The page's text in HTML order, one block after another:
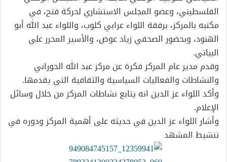
الفلسطيني، وعضو المجلس الاستشاري لحركة فتح، في
مكتبه بالمركز، برفقة اللواء عرابي كلوب، واللواء عبد الله أبو
الهنود، وبحضور الصحفي زياد عوض، والأسير المحرر علي
البياتي.
وقدم مدير عام المركز فكرة عن مركز عبد الله الحوراني
والنشاطات والفعاليات السياسية والثقافية التي يقدمها.
وأكد اللواء عز الدين انه يتابع نشاطات المركز من خلال وسائل
الإعلام.
وأشار اللواء عز الدين في حديثه على أهمية المركز ودوره في
تنشيط المشهد